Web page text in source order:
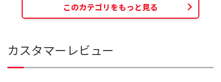
このカテゴリをもっと見る
カスタマーレビュー